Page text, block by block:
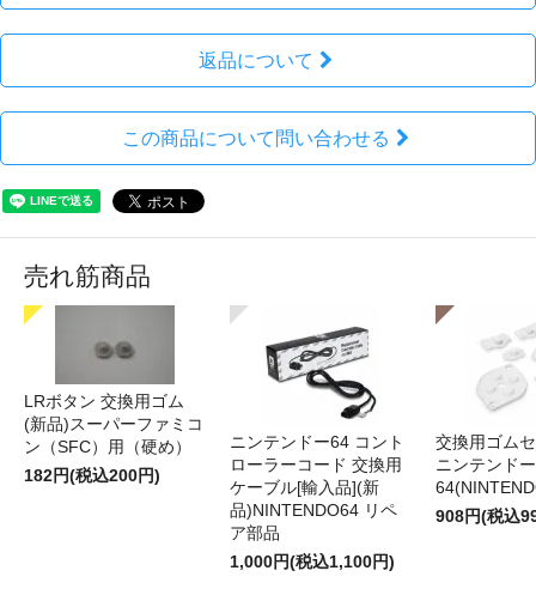
返品について
この商品について問い合わせる
売れ筋商品
LRボタン 交換用ゴム
(新品)スーパーファミコ
ン（SFC）用（硬め）
182円(税込200円)
ニンテンドー64 コント
ローラーコード 交換用
ケーブル[輸入品](新
品)NINTENDO64 リペ
ア部品
1,000円(税込1,100円)
交換用ゴム
ニンテンドー
908円(税込